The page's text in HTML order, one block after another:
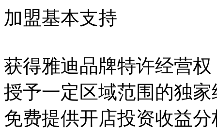
加盟基本支持
获得雅迪品牌特许经营权
授予一定区域范围的独
免费提供开店投资收益